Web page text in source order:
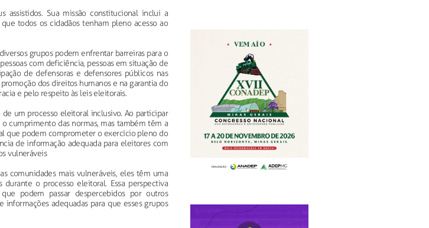
assistidos. Sua missão constitucional inclui a
todos os cidadãos tenham pleno acesso ao
grupos podem enfrentar barreiras para o
com deficiência, pessoas em situação de
de defensoras e defensores públicos nas
dos direitos humanos e na garantia do
e pelo respeito às leis eleitorais.
um processo eleitoral inclusivo. Ao participar
cumprimento das normas, mas também têm a
que podem comprometer o exercício pleno do
de informação adequada para eleitores com
vulneráveis
comunidades mais vulneráveis, eles têm uma
o processo eleitoral. Essa perspectiva
podem passar despercebidos por outros
adequadas para que esses grupos